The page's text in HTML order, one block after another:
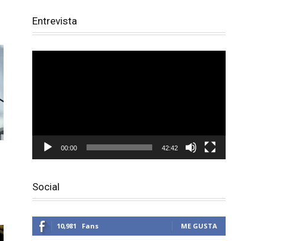
Entrevista
00:00 42:42
Social
10,981 Fans ME GUSTA